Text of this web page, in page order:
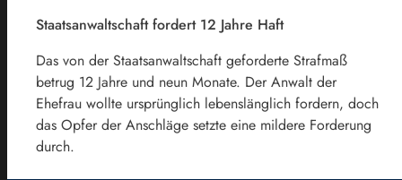
Staatsanwaltschaft fordert 12 Jahre Haft
Das von der Staatsanwaltschaft geforderte Strafmaß
betrug 12 Jahre und neun Monate. Der Anwalt der
Ehefrau wollte ursprünglich lebenslänglich fordern, doch
das Opfer der Anschläge setzte eine mildere Forderung
durch.